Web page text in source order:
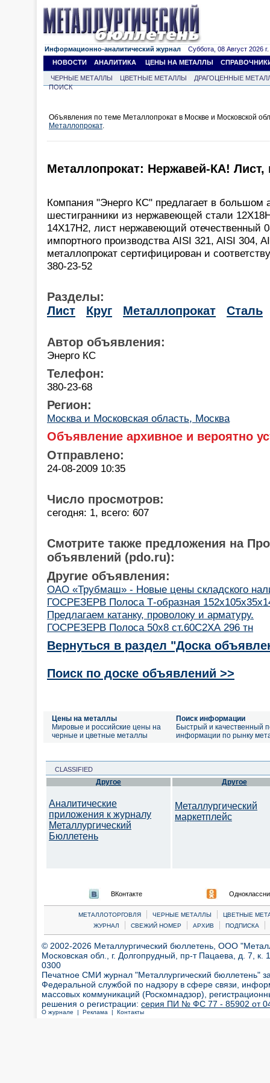
Информационно-аналитический журнал Суббота, 08 Август 2026 г.
НОВОСТИ
АНАЛИТИКА ЦЕНЫ НА МЕТАЛЛЫ
ЧЕРНЫЕ МЕТАЛЛЫ ЦВЕТНЫЕ МЕТАЛЛЫ
ДРАГОЦЕННЫЕ
ПОИСК
Объявления по теме Металлопрокат в Москве и Московской
Металлопрокат.
Металлопрокат: Нержавей-КА! Лист,
Компания "Энерго КС" предлагает в большом
шестигранники из нержавеющей стали
14Х17Н2, лист нержавеющий отечественный
импортного производства AISI 321, AISI 304,
металлопрокат сертифицирован и
380-23-52
Разделы:
Лист
Круг Металлопрокат Сталь
Автор объявления:
Энерго КС
Телефон:
380-23-68
Регион:
Москва и Московская область, Москва
Объявление архивное и вероятно
Отправлено:
24-08-2009 10:35
Число просмотров:
сегодня: 1, всего: 607
Смотрите также предложения на
объявлений (pdo.ru):
Другие объявления:
ОАО «Трубмаш» - Новые цены складского
ГОСРЕЗЕРВ Полоса Т-образная
Предлагаем катанку, проволоку и арматуру.
ГОСРЕЗЕРВ Полоса 50х8 ст.60С2ХА 296 тн
Вернуться в раздел "Доска
Поиск по доске объявлений >>
Цены на металлы
Мировые и российские цены на
черные и цветные металлы
Поиск информации
Быстрый и качественный
информации по рынку
CLASSIFIED
Другое
Аналитические
приложения к журналу
Металлургический
Бюллетень
Другое
Металлургический
маркетплейс
ВКонтакте
МЕТАЛЛОТОРГОВЛЯ | ЧЕРНЫЕ МЕТАЛЛЫ |
ЦВЕТНЫЕ
ЖУРНАЛ
| СВЕЖИЙ НОМЕР | АРХИВ | ПОДПИСКА |
© 2002-2026 Металлургический бюллетень, ООО
Московская обл., г. Долгопрудный, пр-т Пацаева, д. 7,
0300
Печатное СМИ журнал "Металлургический бюллетень"
Федеральной службой по надзору в сфере связи,
массовых коммуникаций (Роскомнадзор),
решения о регистрации: серия ПИ № ФС 77 - 85902 от 04
О журнале | Реклама | Контакты